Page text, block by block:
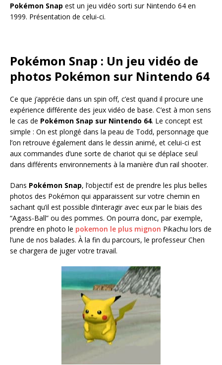
Pokémon Snap est un jeu vidéo sorti sur Nintendo 64 en
1999. Présentation de celui-ci.
Pokémon Snap : Un jeu vidéo de
photos Pokémon sur Nintendo 64
Ce que j’apprécie dans un spin off, c’est quand il procure une
expérience différente des jeux vidéo de base. C’est à mon sens
le cas de Pokémon Snap sur Nintendo 64. Le concept est
simple : On est plongé dans la peau de Todd, personnage que
l’on retrouve également dans le dessin animé, et celui-ci est
aux commandes d’une sorte de chariot qui se déplace seul
dans différents environnements à la manière d’un rail shooter.
Dans Pokémon Snap, l’objectif est de prendre les plus belles
photos des Pokémon qui apparaissent sur votre chemin en
sachant qu’il est possible d’interagir avec eux par le biais des
“Agass-Ball” ou des pommes. On pourra donc, par exemple,
prendre en photo le pokemon le plus mignon Pikachu lors de
l’une de nos balades. À la fin du parcours, le professeur Chen
se chargera de juger votre travail.